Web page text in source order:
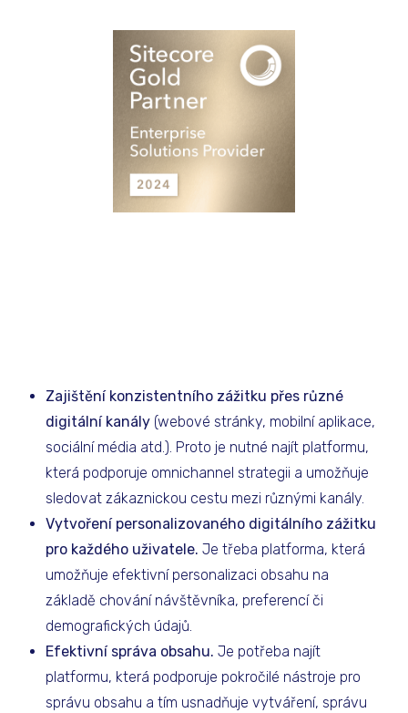
Zajištění konzistentního zážitku přes různé
digitální kanály (webové stránky, mobilní aplikace,
sociální média atd.). Proto je nutné najít platformu,
která podporuje omnichannel strategii a umožňuje
sledovat zákaznickou cestu mezi různými kanály.
Vytvoření personalizovaného digitálního zážitku
pro každého uživatele. Je třeba platforma, která
umožňuje efektivní personalizaci obsahu na
základě chování návštěvníka, preferencí či
demografických údajů.
Efektivní správa obsahu. Je potřeba najít
platformu, která podporuje pokročilé nástroje pro
správu obsahu a tím usnadňuje vytváření, správu